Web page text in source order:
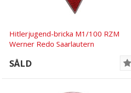
Hitlerjugend-bricka M1/100 RZM
Werner Redo Saarlautern
SÅLD